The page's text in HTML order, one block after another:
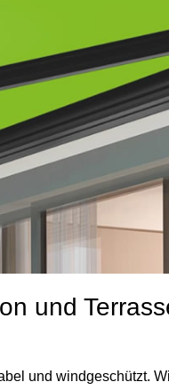
und
und windgeschützt.